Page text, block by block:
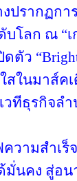
งปรากฏก
โลก ณ “
ดตัว
สในมาส์ค
เวทีธุรกิจ
ความสำเ
มั่นคง สู่อน